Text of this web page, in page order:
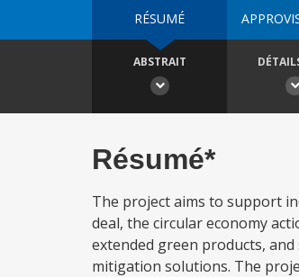
RÉSUMÉ
ABSTRAIT
Résumé*
The project aims to support
deal, the circular economy
extended green products,
mitigation solutions. The